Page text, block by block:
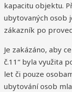
kapacitu objektu.
ubytovaných osob
zákazník po
Je zakázáno, aby
č.11“ byla využita
let či pouze
ubytování osob